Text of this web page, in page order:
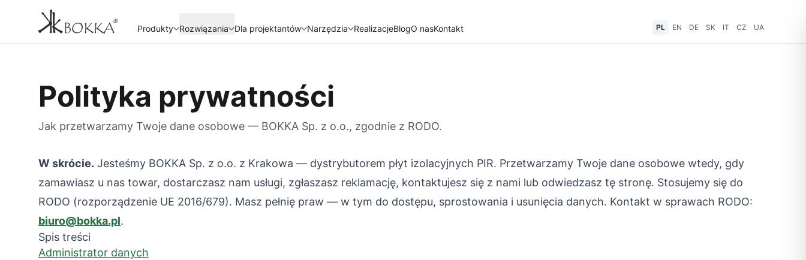
Produkty Rozwiązania Dla projektantów Narzędzia RealizacjeBlogO nasKontakt PL EN DE SK IT CZ UA
Polityka prywatności
Jak przetwarzamy Twoje dane osobowe — BOKKA Sp. z o.o., zgodnie z RODO.
W skrócie. Jesteśmy BOKKA Sp. z o.o. z Krakowa — dystrybutorem płyt izolacyjnych PIR. Przetwarzamy Twoje dane osobowe wtedy, gdy
zamawiasz u nas towar, dostarczasz nam usługi, zgłaszasz reklamację, kontaktujesz się z nami lub odwiedzasz tę stronę. Stosujemy się do
RODO (rozporządzenie UE 2016/679). Masz pełnię praw — w tym do dostępu, sprostowania i usunięcia danych. Kontakt w sprawach RODO:
biuro@bokka.pl.
Spis treści
Administrator danych